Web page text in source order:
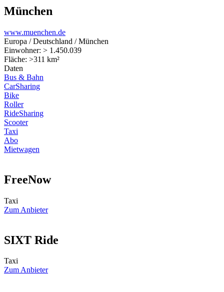
München
www.muenchen.de
Europa / Deutschland / München
Einwohner: > 1.450.039
Fläche: >311 km²
Daten
Bus & Bahn
CarSharing
Bike
Roller
RideSharing
Scooter
Taxi
Abo
Mietwagen
FreeNow
Taxi
Zum Anbieter
SIXT Ride
Taxi
Zum Anbieter